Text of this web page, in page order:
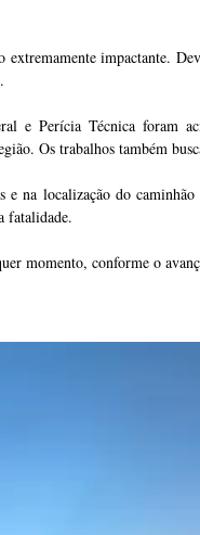
extremamente impactante.
e Perícia Técnica foram
Os trabalhos também
na localização do
fatalidade.
momento, conforme o